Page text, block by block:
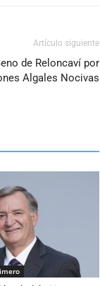
Artículo siguiente
de Reloncaví por
Algales Nocivas